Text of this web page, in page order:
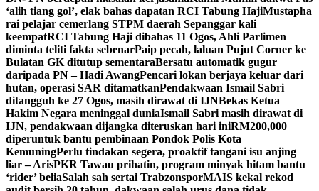
‘alih tiang gol’, elak bahas dapatan RCI Tabung HajiMustapha
rai pelajar cemerlang STPM daerah Sepanggar kali
keempatRCI Tabung Haji dibahas 11 Ogos, Ahli Parlimen
diminta teliti fakta sebenarPaip pecah, laluan Pujut Corner ke
Bulatan GK ditutup sementaraBersatu automatik gugur
daripada PN – Hadi AwangPencari lokan berjaya keluar dari
hutan, operasi SAR ditamatkanPendakwaan Ismail Sabri
ditangguh ke 27 Ogos, masih dirawat di IJNBekas Ketua
Hakim Negara meninggal duniaIsmail Sabri masih dirawat di
IJN, pendakwaan dijangka diteruskan hari iniRM200,000
diperuntuk bantu pembinaan Pondok Polis Kota
KemuningPerlu tindakan segera, proaktif tangani isu anjing
liar – ArisPKR Tawau prihatin, program minyak hitam bantu
‘rider’ beliaSalah sah sertai TrabzonsporMAIS kekal rekod